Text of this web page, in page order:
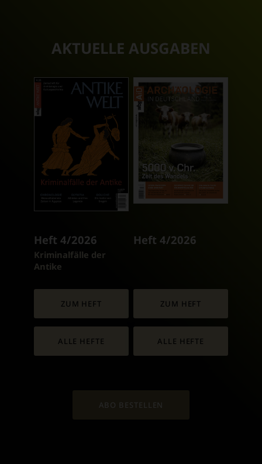
AKTUELLE AUSGABEN
Heft 4/2026
:
Kriminalfälle der
Antike
ZUM HEFT
ALLE HEFTE
Heft 4/2026
ZUM HEFT
ALLE HEFTE
ABO BESTELLEN